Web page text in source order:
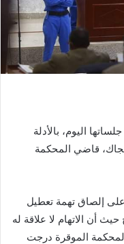
واصلت محكمة مدبري انقلاب يونيو 1989 جلساتها اليوم، بالأدلة
قاضي المحكمة
على إلصاق تهمة تعطيل
أن الاتهام لا علاقة له
الموقرة درجت